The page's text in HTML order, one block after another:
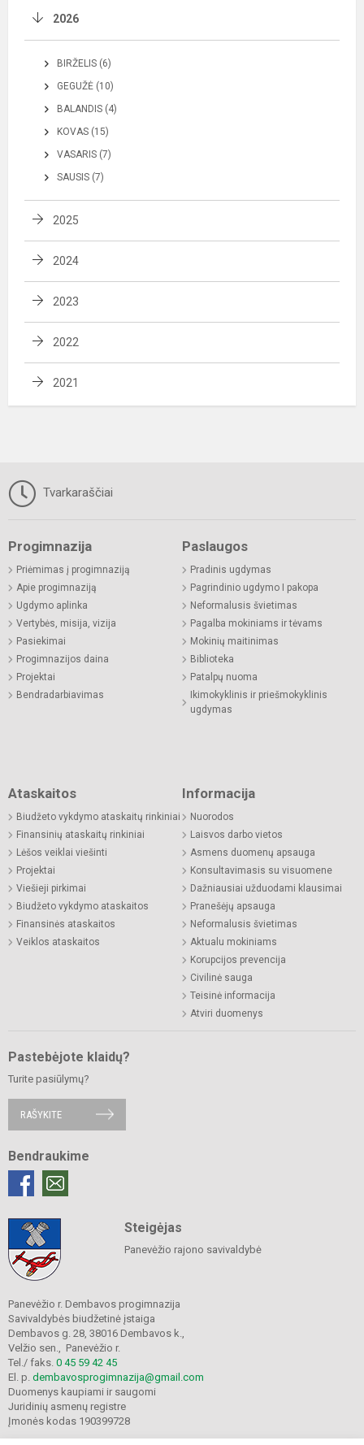
2026
BIRŽELIS (6)
GEGUŽĖ (10)
BALANDIS (4)
KOVAS (15)
VASARIS (7)
SAUSIS (7)
2025
2024
2023
2022
2021
Tvarkaraščiai
Progimnazija
Priėmimas į progimnaziją
Apie progimnaziją
Ugdymo aplinka
Vertybės, misija, vizija
Pasiekimai
Progimnazijos daina
Projektai
Bendradarbiavimas
Paslaugos
Pradinis ugdymas
Pagrindinio ugdymo I pakopa
Neformalusis švietimas
Pagalba mokiniams ir tėvams
Mokinių maitinimas
Biblioteka
Patalpų nuoma
Ikimokyklinis ir priešmokyklinis
ugdymas
Ataskaitos
Biudžeto vykdymo ataskaitų rinkiniai
Finansinių ataskaitų rinkiniai
Lėšos veiklai viešinti
Projektai
Viešieji pirkimai
Biudžeto vykdymo ataskaitos
Finansinės ataskaitos
Veiklos ataskaitos
Informacija
Nuorodos
Laisvos darbo vietos
Asmens duomenų apsauga
Konsultavimasis su visuomene
Dažniausiai užduodami klausimai
Pranešėjų apsauga
Neformalusis švietimas
Aktualu mokiniams
Korupcijos prevencija
Civilinė sauga
Teisinė informacija
Atviri duomenys
Pastebėjote klaidų?
Turite pasiūlymų?
RAŠYKITE
Bendraukime
Steigėjas
Panevėžio rajono savivaldybė
Panevėžio r. Dembavos progimnazija
Savivaldybės biudžetinė įstaiga
Dembavos g. 28, 38016 Dembavos k.,
Velžio sen., Panevėžio r.
Tel./ faks. 0 45 59 42 45
El. p. dembavosprogimnazija@gmail.com
Duomenys kaupiami ir saugomi
Juridinių asmenų registre
Įmonės kodas 190399728